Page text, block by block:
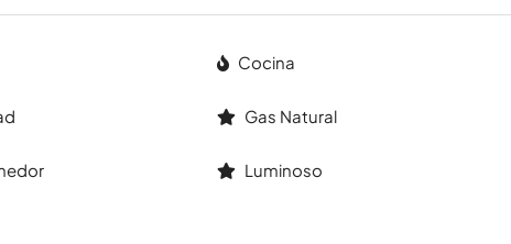
Cocina
Gas Natural
Luminoso